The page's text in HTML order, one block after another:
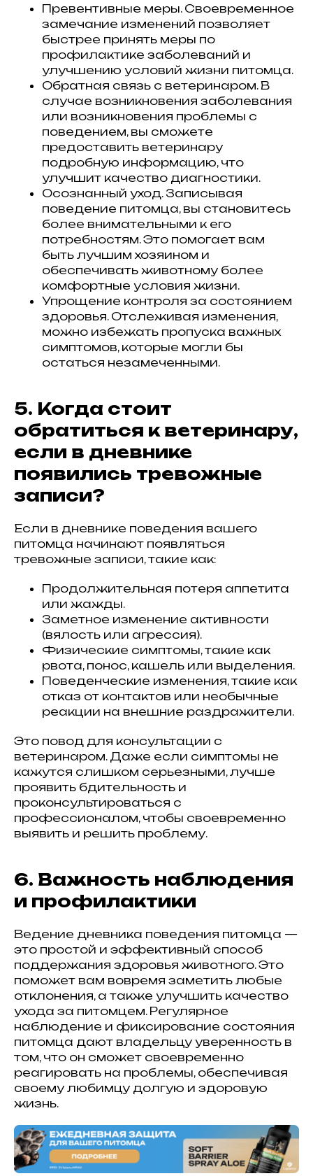
Превентивные меры. Своевременное
замечание изменений позволяет
быстрее принять меры по
профилактике заболеваний и
улучшению условий жизни питомца.
Обратная связь с ветеринаром. В
случае возникновения заболевания
или возникновения проблемы с
поведением, вы сможете
предоставить ветеринару
подробную информацию, что
улучшит качество диагностики.
Осознанный уход. Записывая
поведение питомца, вы становитесь
более внимательными к его
потребностям. Это помогает вам
быть лучшим хозяином и
обеспечивать животному более
комфортные условия жизни.
Упрощение контроля за состоянием
здоровья. Отслеживая изменения,
можно избежать пропуска важных
симптомов, которые могли бы
остаться незамеченными.
5. Когда стоит
обратиться к ветеринару,
если в дневнике
появились тревожные
записи?
Если в дневнике поведения вашего
питомца начинают появляться
тревожные записи, такие как:
Продолжительная потеря аппетита
или жажды.
Заметное изменение активности
(вялость или агрессия).
Физические симптомы, такие как
рвота, понос, кашель или выделения.
Поведенческие изменения, такие как
отказ от контактов или необычные
реакции на внешние раздражители.
Это повод для консультации с
ветеринаром. Даже если симптомы не
кажутся слишком серьезными, лучше
проявить бдительность и
проконсультироваться с
профессионалом, чтобы своевременно
выявить и решить проблему.
6. Важность наблюдения
и профилактики
Ведение дневника поведения питомца —
это простой и эффективный способ
поддержания здоровья животного. Это
поможет вам вовремя заметить любые
отклонения, а также улучшить качество
ухода за питомцем. Регулярное
наблюдение и фиксирование состояния
питомца дают владельцу уверенность в
том, что он сможет своевременно
реагировать на проблемы, обеспечивая
своему любимцу долгую и здоровую
жизнь.